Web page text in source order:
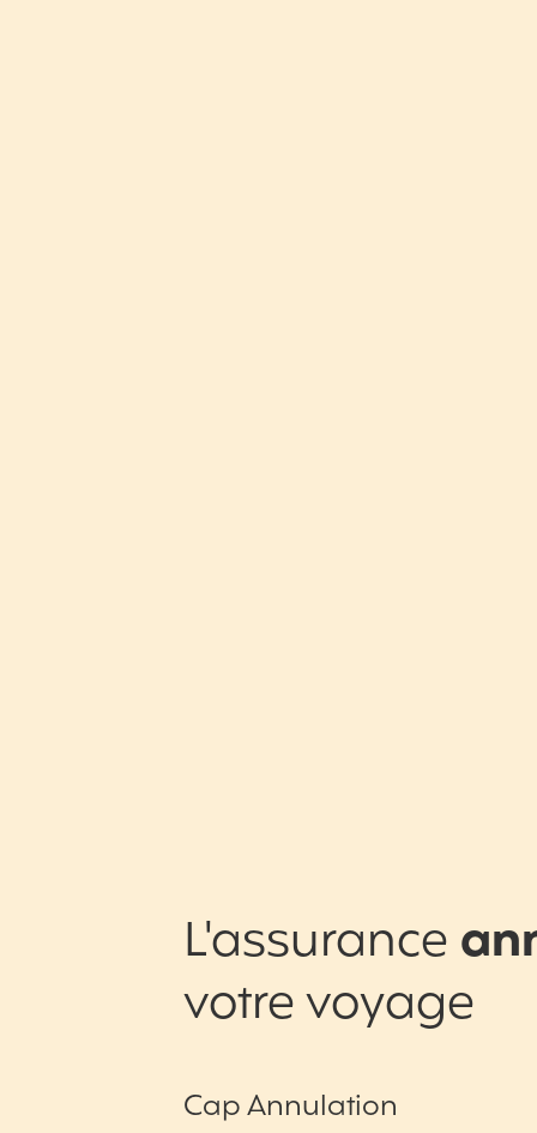
Cap Annulation
L'assurance
votre voyage